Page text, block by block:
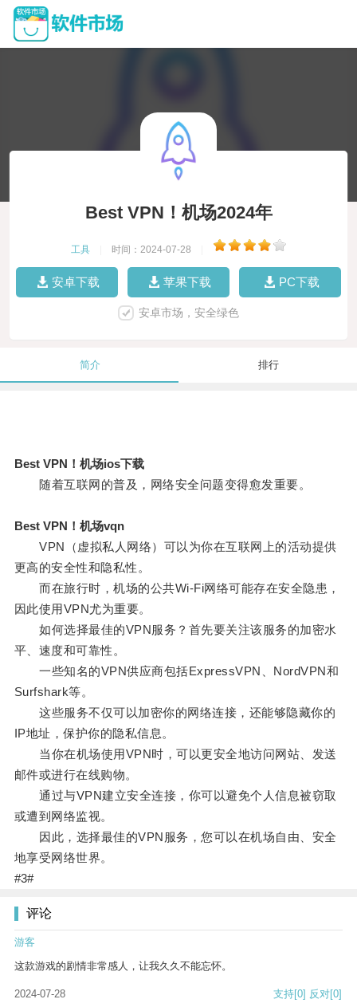
Best VPN！机场2024年
工具 时间：2024-07-28
安卓下载 苹果下载 PC下载
安卓市场，安全绿色
简介 排行
Best VPN！机场ios下载
随着互联网的普及，网络安全问题变得愈发重要。
Best VPN！机场vqn
VPN（虚拟私人网络）可以为你在互联网上的活动提供
更高的安全性和隐私性。
而在旅行时，机场的公共Wi-Fi网络可能存在安全隐患，
因此使用VPN尤为重要。
如何选择最佳的VPN服务？首先要关注该服务的加密水
平、速度和可靠性。
一些知名的VPN供应商包括ExpressVPN、NordVPN和
Surfshark等。
这些服务不仅可以加密你的网络连接，还能够隐藏你的
IP地址，保护你的隐私信息。
当你在机场使用VPN时，可以更安全地访问网站、发送
邮件或进行在线购物。
通过与VPN建立安全连接，你可以避免个人信息被窃取
或遭到网络监视。
因此，选择最佳的VPN服务，您可以在机场自由、安全
地享受网络世界。
#3#
评论
游客
这款游戏的剧情非常感人，让我久久不能忘怀。
2024-07-28 支持[0] 反对[0]